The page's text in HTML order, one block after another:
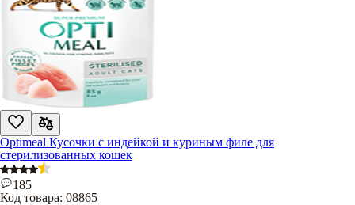
Optimeal Кусочки с индейкой и куриным филе для
стерилизованных кошек
185
Код товара: 08865